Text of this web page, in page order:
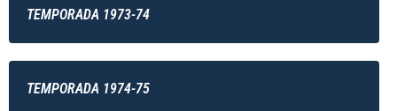
TEMPORADA 1973-74
TEMPORADA 1974-75